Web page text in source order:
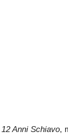
12 Anni Schiavo,